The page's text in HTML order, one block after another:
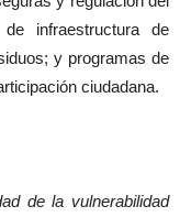
infraestructura de
y programas de
ciudadana.
de la vulnerabilidad